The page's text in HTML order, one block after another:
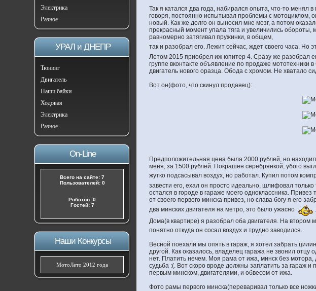
Электрика
Разное
УРАЛ и ДНЕПР
Тюнинг
Двигатель
Наши байки
Ходовая
Электрика
Разное
On-Line
Всего на сайте: 7
Пользователей: 0
Роботов: 0
Гостей: 7
Наши Конкурсы
МотоЛето 2012 года
Так я катался два года, набирался опыта, что-то менял
говоря, постоянно испытывал проблемы с мотоциклом,
новый. Как же долго он выносил мне мозг, а потом
прекрасный момент упала тяга и увеличились
равномерно затягивал пружинки, в общем,
так и разобрал его. Лежит сейчас, ждет своего часа. Но
Летом 2015 приобрел иж юпитер 4. Сразу же разобрал
группе вконтакте объявление по продаже
двигатель нового оразца. Обода с хромом. Не хватало
Вот он(фото, что скинул продавец):
Предположительная цена была 2000 рублей, но
меня, за 1500 рублей. Покрашен серебрянкой, убого
жутко подсасывал воздух, но работал. Купил потом
завести его, ехал он просто идеально, шлифовал
остался в городе в гараже моего одноклассника.
от своего первого минска привез, но слава богу я его
два минских двигателя на метро, это было ужасно
Дома(в квартире) я разобрал оба двигателя. На втором
понятно откуда он сосал воздух и трудно заводился.
Весной поехали мы опять в гараж, я хотел забрать
другой. Как оказалось, владелец гаража не звонил отцу
нет. Платить нечем. Моя рама от ижа, минск без мотора,
судьба :(. Вот скоро вроде должны заплатить за гараж
первым минском, двигателями, и обвесом от ижа.
Фото рамы первого минска(переваривал только все